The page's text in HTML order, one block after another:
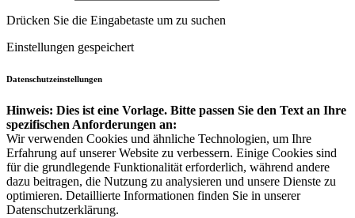
Drücken Sie die Eingabetaste um zu suchen
Einstellungen gespeichert
Datenschutzeinstellungen
Hinweis: Dies ist eine Vorlage. Bitte passen Sie den Text an Ihre
spezifischen Anforderungen an:
Wir verwenden Cookies und ähnliche Technologien, um Ihre
Erfahrung auf unserer Website zu verbessern. Einige Cookies sind
für die grundlegende Funktionalität erforderlich, während andere
dazu beitragen, die Nutzung zu analysieren und unsere Dienste zu
optimieren. Detaillierte Informationen finden Sie in unserer
Datenschutzerklärung.